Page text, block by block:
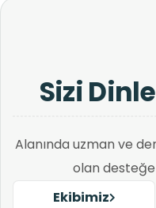
Sizi
Alanında uzman ve
olan
Ekibimiz